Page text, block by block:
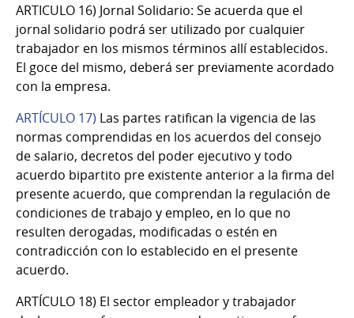
ARTICULO 16) Jornal Solidario: Se acuerda que el
jornal solidario podrá ser utilizado por cualquier
trabajador en los mismos términos allí establecidos.
El goce del mismo, deberá ser previamente acordado
con la empresa.
ARTÍCULO 17) Las partes ratifican la vigencia de las
normas comprendidas en los acuerdos del consejo
de salario, decretos del poder ejecutivo y todo
acuerdo bipartito pre existente anterior a la firma del
presente acuerdo, que comprendan la regulación de
condiciones de trabajo y empleo, en lo que no
resulten derogadas, modificadas o estén en
contradicción con lo establecido en el presente
acuerdo.
ARTÍCULO 18) El sector empleador y trabajador